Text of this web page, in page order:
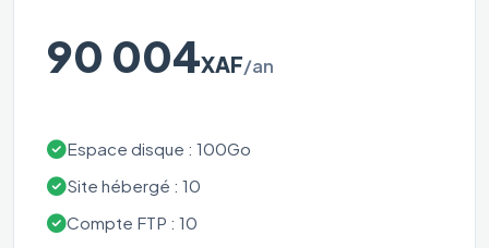
90 004XAF/an
Espace disque : 100Go
Site hébergé : 10
Compte FTP : 10